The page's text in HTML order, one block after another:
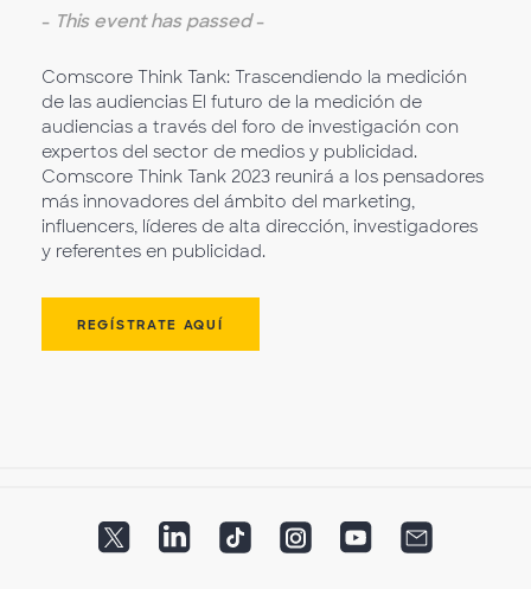
- This event has passed-
Comscore Think Tank: Trascendiendo la medición
de las audiencias El futuro de la medición de
audiencias a través del foro de investigación con
expertos del sector de medios y publicidad.
Comscore Think Tank 2023 reunirá a los pensadores
más innovadores del ámbito del marketing,
influencers, líderes de alta dirección, investigadores
y referentes en publicidad.
REGÍSTRATE AQUÍ